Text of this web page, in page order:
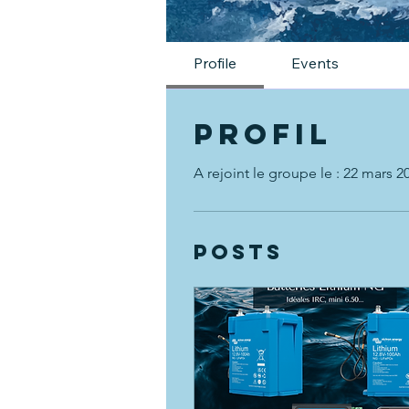
Profile Events
Profil
A rejoint le groupe le : 22 mars
Posts